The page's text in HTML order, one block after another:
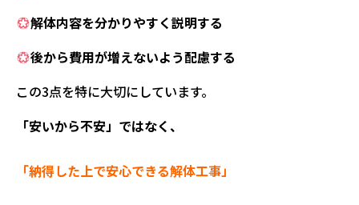
解体内容を分かりやすく説明する
後から費用が増えないよう配慮する
この3点を特に大切にしています。
「安いから不安」ではなく、
「納得した上で安心できる解体工事」